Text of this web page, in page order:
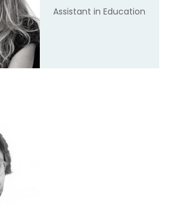
Assistant in Education